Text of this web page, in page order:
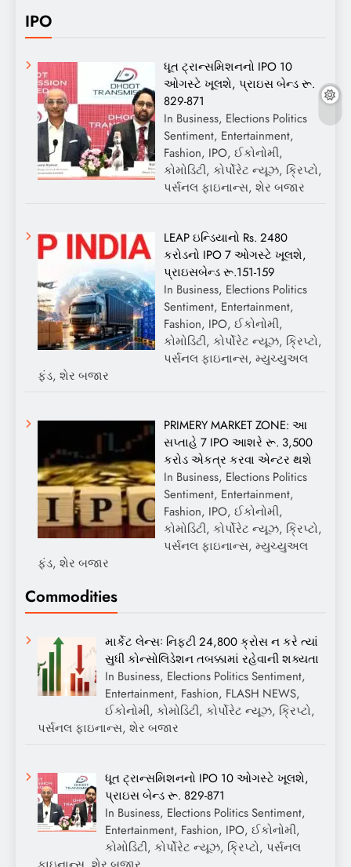
IPO
ધૂત ટ્રાન્સમિશનનો IPO 10
ઓગસ્ટે ખૂલશે, પ્રાઇસ બેન્ડ રૂ.
829-871
In Business, Elections Politics
Sentiment, Entertainment,
Fashion, IPO, ઈકોનોમી,
કોમોડિટી, કોર્પોરેટ ન્યૂઝ, ક્રિપ્ટો,
પર્સનલ ફાઇનાન્સ, શેર બજાર
LEAP ઇન્ડિયાનો Rs. 2480
કરોડનો IPO 7 ઓગસ્ટે ખૂલશે,
પ્રાઇસબેન્ડ રૂ.151-159
In Business, Elections Politics
Sentiment, Entertainment,
Fashion, IPO, ઈકોનોમી,
કોમોડિટી, કોર્પોરેટ ન્યૂઝ, ક્રિપ્ટો,
પર્સનલ ફાઇનાન્સ, મ્યુચ્યુઅલ
ફંડ, શેર બજાર
PRIMERY MARKET ZONE: આ
સપ્તાહે 7 IPO આશરે રૂ. 3,500
કરોડ એકત્ર કરવા એન્ટર થશે
In Business, Elections Politics
Sentiment, Entertainment,
Fashion, IPO, ઈકોનોમી,
કોમોડિટી, કોર્પોરેટ ન્યૂઝ, ક્રિપ્ટો,
પર્સનલ ફાઇનાન્સ, મ્યુચ્યુઅલ
ફંડ, શેર બજાર
Commodities
માર્કેટ લેન્સઃ નિફ્ટી 24,800 ક્રોસ ન કરે ત્યાં
સુધી કોન્સોલિડેશન તબક્કામાં રહેવાની શક્યતા
In Business, Elections Politics Sentiment,
Entertainment, Fashion, FLASH NEWS,
ઈકોનોમી, કોમોડિટી, કોર્પોરેટ ન્યૂઝ, ક્રિપ્ટો,
પર્સનલ ફાઇનાન્સ, શેર બજાર
ધૂત ટ્રાન્સમિશનનો IPO 10 ઓગસ્ટે ખૂલશે,
પ્રાઇસ બેન્ડ રૂ. 829-871
In Business, Elections Politics Sentiment,
Entertainment, Fashion, IPO, ઈકોનોમી,
કોમોડિટી, કોર્પોરેટ ન્યૂઝ, ક્રિપ્ટો, પર્સનલ